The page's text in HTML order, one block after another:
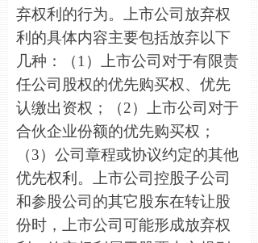
弃权利的行为。上市公司放弃权
利的具体内容主要包括放弃以下
几种：（1）上市公司对于有限责
任公司股权的优先购买权、优先
认缴出资权；（2）上市公司对于
合伙企业份额的优先购买权；
（3）公司章程或协议约定的其他
优先权利。上市公司控股子公司
和参股公司的其它股东在转让股
份时，上市公司可能形成放弃权